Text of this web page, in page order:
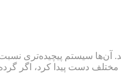
سیستم پیچیده‌تری نسبت
دست پیدا کرد، اگر